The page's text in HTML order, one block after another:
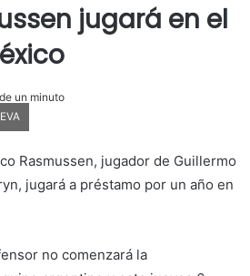
jugará en el
un minuto
Rasmussen, jugador de Guillermo
jugará a préstamo por un año en
no comenzará la